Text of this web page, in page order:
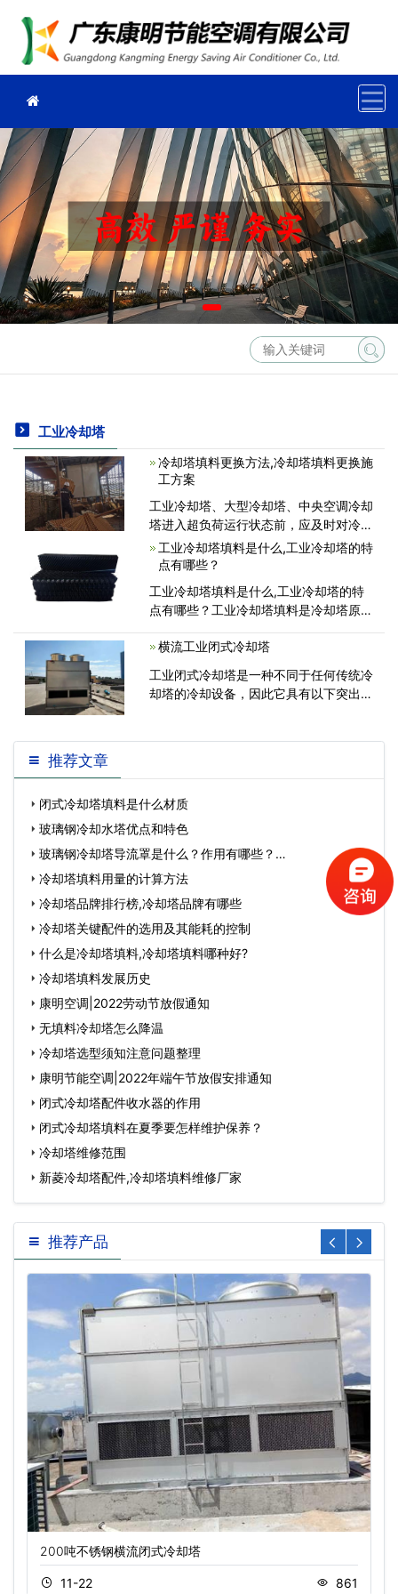
工业冷却塔
冷却塔填料更换方法,冷却塔填料更换施
工方案
工业冷却塔、大型冷却塔、中央空调冷却
塔进入超负荷运行状态前，应及时对冷却
塔进行维护保养，并观察冷却塔雨片是否
老化、结垢，对冷却塔的冷却效果和使用
查冷却塔，并及时清洗和更换冷
工业冷却塔填料是什么,工业冷却塔的特
点有哪些？
工业冷却塔填料是什么,工业冷却塔的特
点有哪些？工业冷却塔填料是冷却塔原水
塔冷却效率保证经济发展可靠运转的重
要。这类填料在工业冷却塔中的效果是提
升排热效果，增加冷却水停留的
横流工业闭式冷却塔
工业闭式冷却塔是一种不同于任何传统冷
却塔的冷却设备，因此它具有以下突出特
推荐文章
闭式冷却塔填料是什么材质
玻璃钢冷却水塔优点和特色
玻璃钢冷却塔导流罩是什么？作用有哪些？…
冷却塔填料用量的计算方法
冷却塔品牌排行榜,冷却塔品牌有哪些
冷却塔关键配件的选用及其能耗的控制
什么是冷却塔填料,冷却塔填料哪种好?
冷却塔填料发展历史
康明空调|2022劳动节放假通知
无填料冷却塔怎么降温
冷却塔选型须知注意问题整理
康明节能空调|2022年端午节放假安排通知
闭式冷却塔配件收水器的作用
闭式冷却塔填料在夏季要怎样维护保养？
冷却塔维修范围
新菱冷却塔配件,冷却塔填料维修厂家
推荐产品
200吨不锈钢横流闭式冷却塔
11-22 861